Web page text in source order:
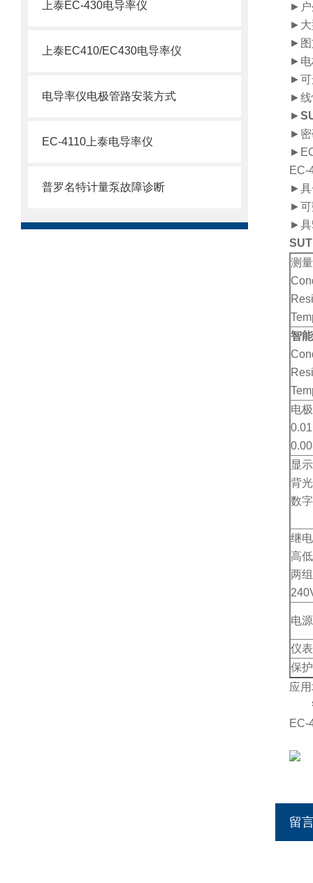
上泰EC-430电导率仪
上泰EC410/EC430电导率仪
电导率仪电极管路安装方式
EC-4110上泰电导率仪
普罗名特计量泵故障诊断
►户
►大
►图
►电
►可
►线
►
►密
EC-
►具
►可
►具
测
智
电
显
背
数
继
高
两
电
仪
保
应
EC-
留